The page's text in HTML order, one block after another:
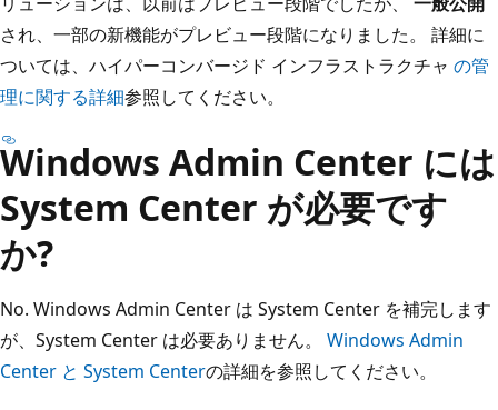
され、一部の新機能がプレビュー段階になりました。 詳細に
ついては、ハイパーコンバージド インフラストラクチャ の管
理に関する詳細参照してください。
Windows Admin Center には
System Center が必要です
か?
No. Windows Admin Center は System Center を補完します
が、System Center は必要ありません。 Windows Admin
Center と System Centerの詳細を参照してください。